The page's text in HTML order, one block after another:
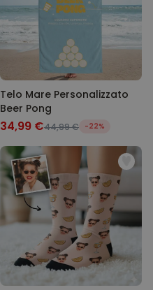
Telo Mare Personalizzato
Beer Pong
34,99 €44,99 € -22%